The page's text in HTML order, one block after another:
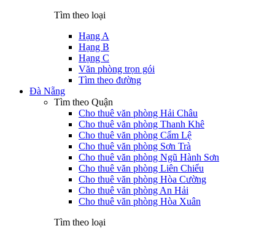
Tìm theo loại
Hạng A
Hạng B
Hạng C
Văn phòng trọn gói
Tìm theo đường
Đà Nẵng
Tìm theo Quận
Cho thuê văn phòng Hải Châu
Cho thuê văn phòng Thanh Khê
Cho thuê văn phòng Cẩm Lệ
Cho thuê văn phòng Sơn Trà
Cho thuê văn phòng Ngũ Hành Sơn
Cho thuê văn phòng Liên Chiểu
Cho thuê văn phòng Hòa Cường
Cho thuê văn phòng An Hải
Cho thuê văn phòng Hòa Xuân
Tìm theo loại